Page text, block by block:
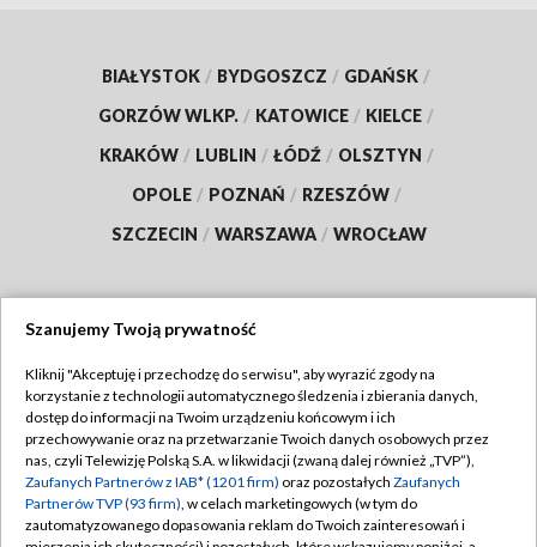
BIAŁYSTOK / BYDGOSZCZ / GDAŃSK /
GORZÓW WLKP. / KATOWICE / KIELCE /
KRAKÓW / LUBLIN / ŁÓDŹ / OLSZTYN /
OPOLE / POZNAŃ / RZESZÓW /
SZCZECIN / WARSZAWA / WROCŁAW
TVP
Abonament TVP
Emisja w TVP
Centrum informacji TVP
Regulamin TVP
Polityka prywatności
Moje zgody
Szanujemy Twoją prywatność
Kliknij "Akceptuję i przechodzę do serwisu", aby wyrazić zgody na
korzystanie z technologii automatycznego śledzenia i zbierania danych,
dostęp do informacji na Twoim urządzeniu końcowym i ich
przechowywanie oraz na przetwarzanie Twoich danych osobowych przez
nas, czyli Telewizję Polską S.A. w likwidacji (zwaną dalej również „TVP”),
Zaufanych Partnerów z IAB* (1201 firm) oraz pozostałych Zaufanych
Partnerów TVP (93 firm), w celach marketingowych (w tym do
zautomatyzowanego dopasowania reklam do Twoich zainteresowań i